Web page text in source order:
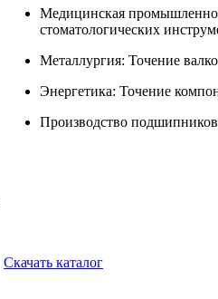
Медицинская
стоматологических
Металлургия: Точение
Энергетика: Точение
Производство
Скачать каталог